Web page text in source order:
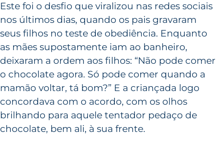
Este foi o desfio que viralizou nas redes sociais
nos últimos dias, quando os pais gravaram
seus filhos no teste de obediência. Enquanto
as mães supostamente iam ao banheiro,
deixaram a ordem aos filhos: “Não pode comer
o chocolate agora. Só pode comer quando a
mamão voltar, tá bom?” E a criançada logo
concordava com o acordo, com os olhos
brilhando para aquele tentador pedaço de
chocolate, bem ali, à sua frente.